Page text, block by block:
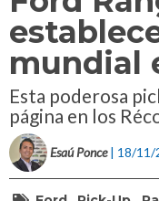
mundial
Esta poderosa
página en los
Esaú Ponce | 18/11/